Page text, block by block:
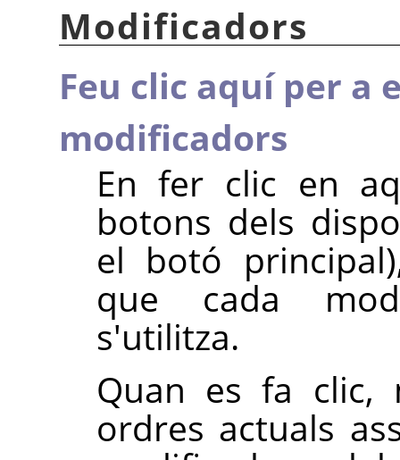
Modificadors
Feu clic aquí per a
modificadors
En fer clic en
botons dels
el botó
que cada
s'utilitza.
Quan es fa clic,
ordres actuals